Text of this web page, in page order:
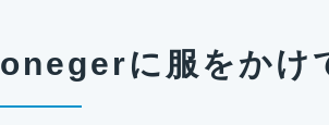
onegerに服をかけ